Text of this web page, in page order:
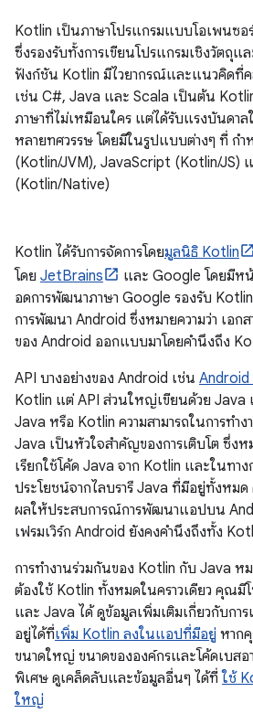
Kotlin เป็นภาษาโปรแกรมแบบโอเพนซ
ซึ่งรองรับทั้งการเขียนโปรแกรมเชิงวัตถุแ
ฟังก์ชัน Kotlin มีไวยากรณ์และแนวคิดที่ค
เช่น C#, Java และ Scala เป็นต้น
ภาษาที่ไม่เหมือนใคร แต่ได้รับแรงบันดาล
หลายทศวรรษ โดยมีในรูปแบบต่างๆ ที่ ก
(Kotlin/JVM), JavaScript (Kotlin/JS)
(Kotlin/Native)
Kotlin ได้รับการจัดการโดยมูลนิธิ Kotlin
โดย JetBrains
และ Google โดยมีห
อดการพัฒนาภาษา Google รองรับ
การพัฒนา Android ซึ่งหมายความว่า เอก
ของ Android ออกแบบมาโดยคำนึงถึง
API บางอย่างของ Android เช่น Android
Kotlin แต่ API ส่วนใหญ่เขียนด้วย Java
Java หรือ Kotlin ความสามารถในการทำ
Java เป็นหัวใจสำคัญของการเติบโต ซึ่งห
เรียกใช้โค้ด Java จาก Kotlin และในทา
ประโยชน์จากไลบรารี Java ที่มีอยู่ทั้งหม
ผลให้ประสบการณ์การพัฒนาแอปบน
เฟรมเวิร์ก Android ยังคงคำนึงถึงทั้ง
การทำงานร่วมกันของ Kotlin กับ Java ห
ต้องใช้ Kotlin ทั้งหมดในคราวเดียว คุณมี
และ Java ได้ ดูข้อมูลเพิ่มเติมเกี่ยวกับก
อยู่ได้ที่เพิ่ม Kotlin ลงในแอปที่มีอยู่ หาก
ขนาดใหญ่ ขนาดขององค์กรและโค้ดเบสอ
พิเศษ ดูเคล็ดลับและข้อมูลอื่นๆ ได้ที่ ใช้
ใหญ่